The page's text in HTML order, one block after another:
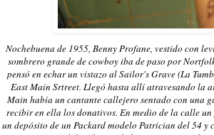
Nochebuena de 1955, Benny Profane, vestido con
sombrero grande de cowboy iba de paso por
pensó en echar un vistazo al Sailor's Grave (La
East Main Srtreet. Llegó hasta allí atravesando la
Main había un cantante callejero sentado con una
recibir en ella los donativos. En medio de la calle
un depósito de un Packard modelo Patrician del 54 y